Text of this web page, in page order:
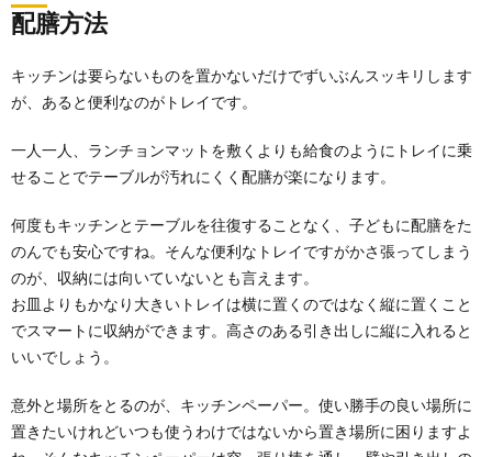
配膳方法
キッチンは要らないものを置かないだけでずいぶんスッキリします
が、あると便利なのがトレイです。
一人一人、ランチョンマットを敷くよりも給食のようにトレイに乗
せることでテーブルが汚れにくく配膳が楽になります。
何度もキッチンとテーブルを往復することなく、子どもに配膳をた
のんでも安心ですね。そんな便利なトレイですがかさ張ってしまう
のが、収納には向いていないとも言えます。
お皿よりもかなり大きいトレイは横に置くのではなく縦に置くこと
でスマートに収納ができます。高さのある引き出しに縦に入れると
いいでしょう。
意外と場所をとるのが、キッチンペーパー。使い勝手の良い場所に
置きたいけれどいつも使うわけではないから置き場所に困りますよ